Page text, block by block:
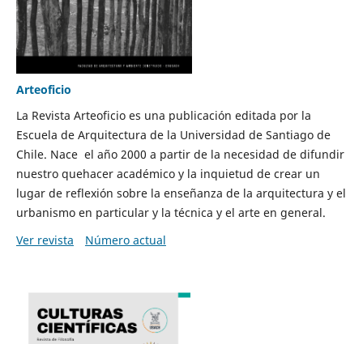
Arteoficio
La Revista Arteoficio es una publicación editada por la
Escuela de Arquitectura de la Universidad de Santiago de
Chile. Nace el año 2000 a partir de la necesidad de difundir
nuestro quehacer académico y la inquietud de crear un
lugar de reflexión sobre la enseñanza de la arquitectura y el
urbanismo en particular y la técnica y el arte en general.
Ver revista
Número actual